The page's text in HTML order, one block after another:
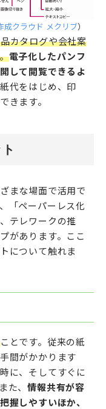
成クラウド メクリブ）
カタログや会社案
電子化したパンフ
して閲覧できるよ
代をはじめ、印
きます。
まな場面で活用で
「ペーパーレス化
テレワークの推
があります。ここ
について触れま
ことです。従来の紙
間がかかります
に、そしてすぐに
た、情報共有が容
握しやすいほか、